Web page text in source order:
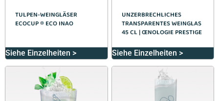
TULPEN-WEINGLÄSER
ECOCUP ® ECO INAO
Siehe Einzelheiten >
UNZERBRECHLICHES
TRANSPARENTES WEINGLAS
45 CL | ŒNOLOGIE PRESTIGE
Siehe Einzelheiten >